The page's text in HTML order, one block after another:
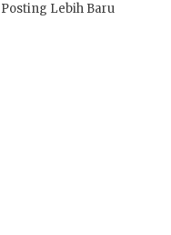
Posting Lebih Baru